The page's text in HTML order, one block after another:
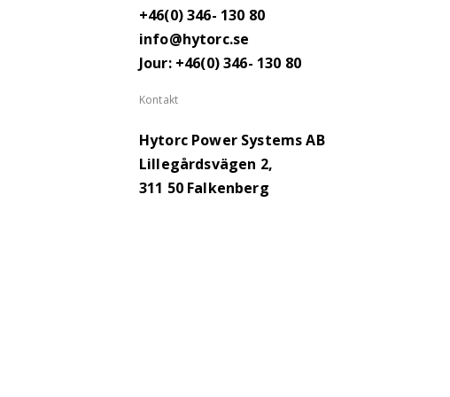
+46(0) 346- 130 80
info@hytorc.se
Jour: +46(0) 346- 130 80
Kontakt
Hytorc Power Systems AB
Lillegårdsvägen 2,
311 50 Falkenberg